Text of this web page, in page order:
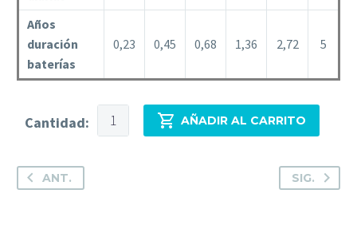
Años
duración
baterías
0,23 0,45 0,68 1,36 2,72 5
Cantidad:
Batería
para
AÑADIR AL CARRITO
ANT. SIG.